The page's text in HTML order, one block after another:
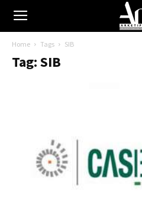
Home Tags SIB
Tag: SIB